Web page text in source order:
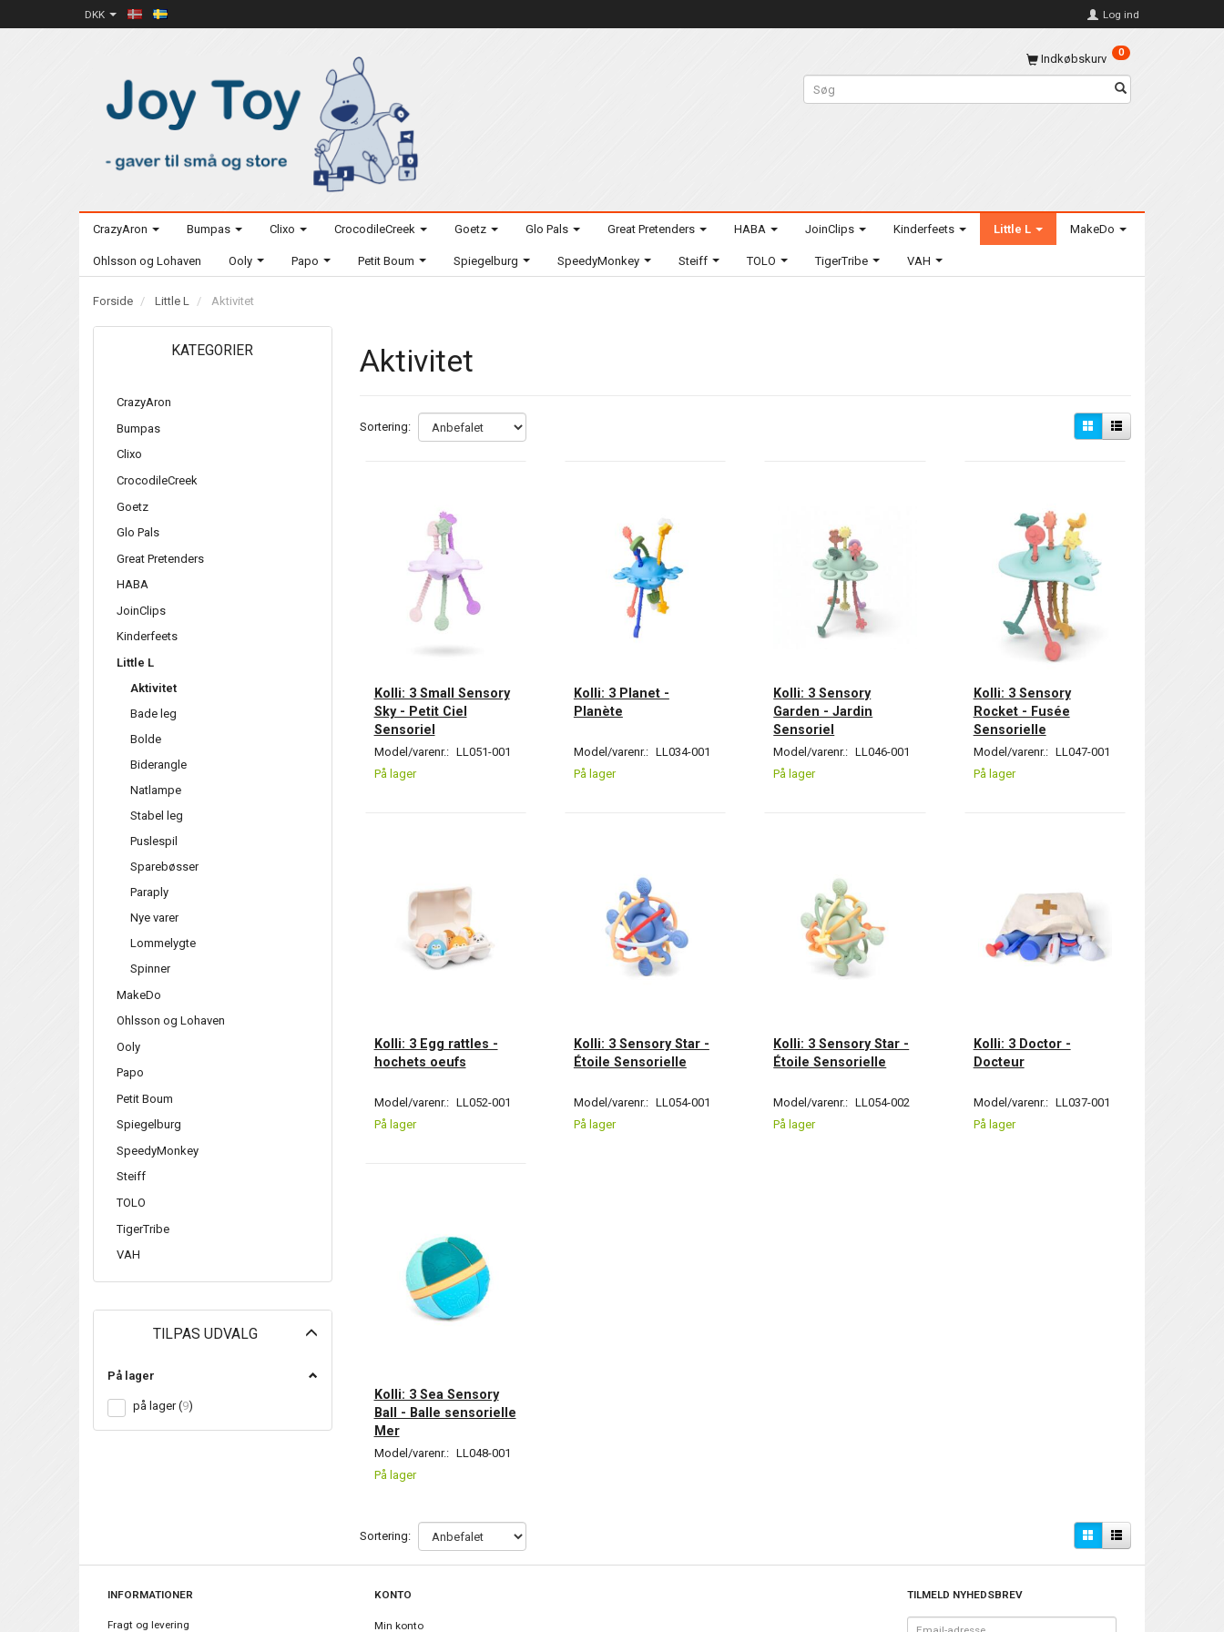
DKK Log ind
Indkøbskurv 0
CrazyAron Bumpas Clixo CrocodileCreek Goetz Glo Pals Great Pretenders HABA JoinClips Kinderfeets Little L MakeDo
Ohlsson og Lohaven Ooly Papo Petit Boum Spiegelburg SpeedyMonkey Steiff TOLO TigerTribe VAH
Forside Little L Aktivitet
KATEGORIER
CrazyAron
Bumpas
Clixo
CrocodileCreek
Goetz
Glo Pals
Great Pretenders
HABA
JoinClips
Kinderfeets
Little L
Aktivitet
Bade leg
Bolde
Biderangle
Natlampe
Stabel leg
Puslespil
Sparebøsser
Paraply
Nye varer
Lommelygte
Spinner
MakeDo
Ohlsson og Lohaven
Ooly
Papo
Petit Boum
Spiegelburg
SpeedyMonkey
Steiff
TOLO
TigerTribe
VAH
TILPAS UDVALG
På lager
på lager(9)
Aktivitet
Sortering:
Kolli: 3 Small Sensory
Sky - Petit Ciel
Sensoriel
Model/varenr.: LL051-001
På lager
Kolli: 3 Planet -
Planète
Model/varenr.: LL034-001
På lager
Kolli: 3 Sensory
Garden - Jardin
Sensoriel
Model/varenr.: LL046-001
På lager
Kolli: 3 Sensory
Rocket - Fusée
Sensorielle
Model/varenr.: LL047-001
På lager
Kolli: 3 Egg rattles -
hochets oeufs
Model/varenr.: LL052-001
På lager
Kolli: 3 Sensory Star -
Étoile Sensorielle
Model/varenr.: LL054-001
På lager
Kolli: 3 Sensory Star -
Étoile Sensorielle
Model/varenr.: LL054-002
På lager
Kolli: 3 Doctor -
Docteur
Model/varenr.: LL037-001
På lager
Kolli: 3 Sea Sensory
Ball - Balle sensorielle
Mer
Model/varenr.: LL048-001
På lager
Sortering:
INFORMATIONER
Fragt og levering
KONTO
Min konto
TILMELD NYHEDSBREV